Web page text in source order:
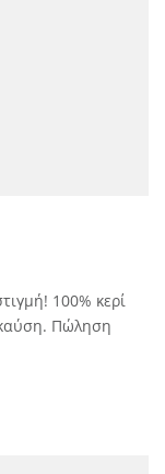
100% κερί
Πώληση